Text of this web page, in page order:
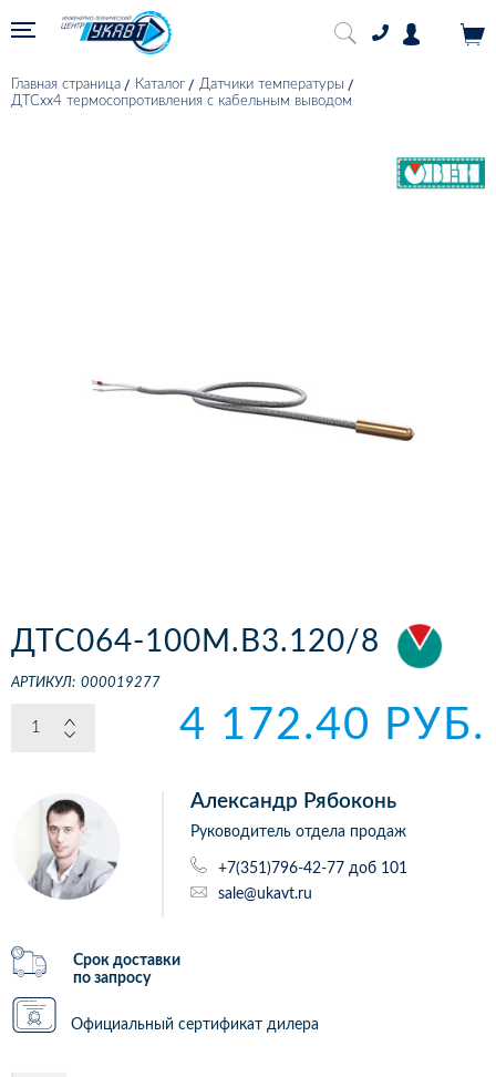
Главная страница Каталог
Датчики температуры
ДТСхх4 термосопротивления с кабельным выводом
ДТС064-100М.В3.120/8
АРТИКУЛ: 000019277
4 172.40 РУБ.
Александр Рябоконь
Руководитель отдела продаж
+7(351)796-42-77 доб 101
sale@ukavt.ru
Срок доставки
по запросу
Официальный сертификат дилера